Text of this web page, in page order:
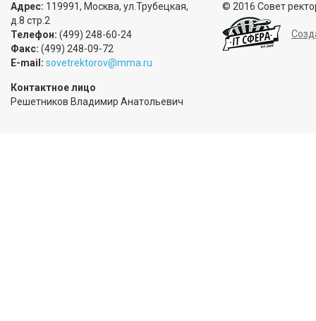
Адрес: 119991, Москва, ул.Трубецкая,
д.8 стр.2
Телефон: (499) 248-60-24
Факс: (499) 248-09-72
E-mail: sovetrektorov@mma.ru
Контактное лицо
Решетников Владимир Анатольевич
© 2016 Совет